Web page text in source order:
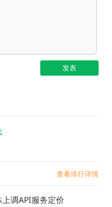
查看排行详情
调API服务定价